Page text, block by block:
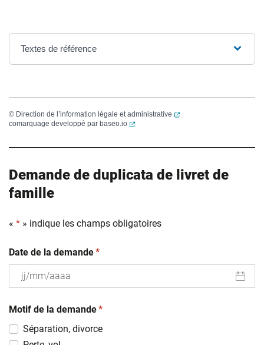
Textes de référence
© Direction de l’information légale et administrative
(ouverture dans un
comarquage developpé par baseo.io (ouverture dans un nouvel onglet)
Demande de duplicata de livret de
famille
« * » indique les champs obligatoires
Date de la demande(obligatoire)
*
slash
MM
slash
Motif de la demande(obligatoire)
*
Séparation, divorce